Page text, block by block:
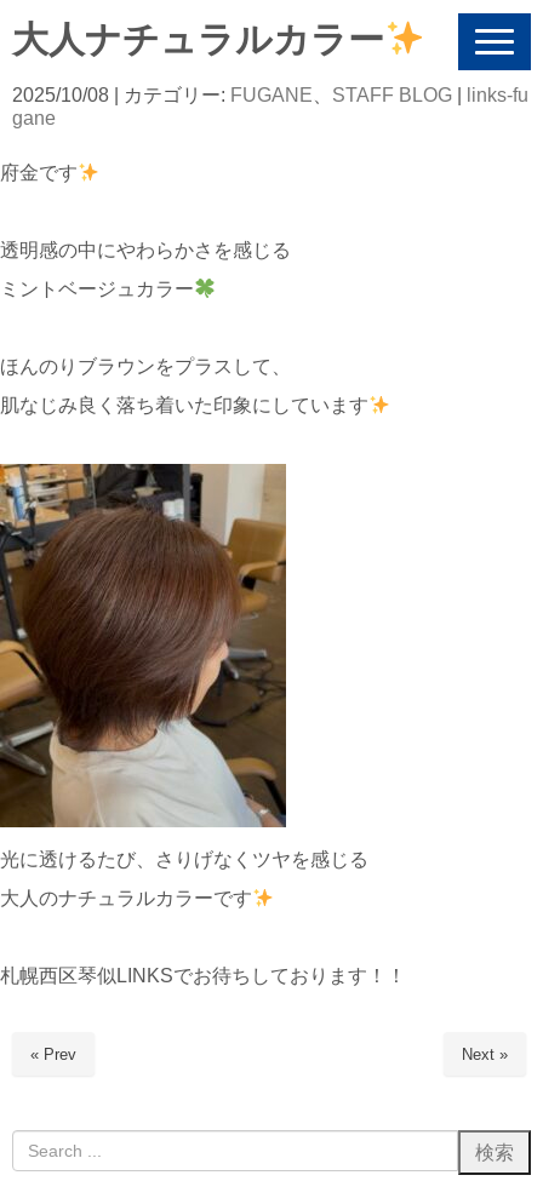
N
i
大人ナチュラルカラー
2025/10/08 | カテゴリー: FUGANE STAFF BLOG
links-fu
gane
府金です
透明感の中にやわらかさを感じる
ミントベージュカラー
ほんのりブラウンをプラスして、
肌なじみ良く落ち着いた印象にしています
光に透けるたび、さりげなくツヤを感じる
大人のナチュラルカラーです
札幌西区琴似LINKSでお待ちしております！！
« Prev Next »